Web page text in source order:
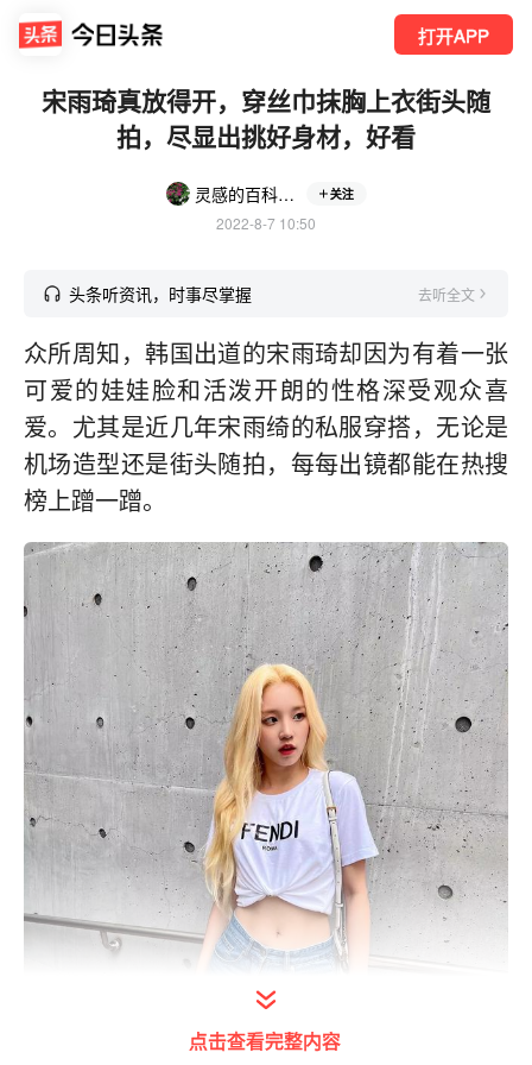
打开APP
宋雨琦真放得开，穿丝巾抹胸上衣街头随
拍，尽显出挑好身材，好看
灵感的百科生活 关注
2022-8-7 10:50
头条听资讯，时事尽掌握 去听全文
众所周知，韩国出道的宋雨琦却因为有着一张
可爱的娃娃脸和活泼开朗的性格深受观众喜
爱。尤其是近几年宋雨绮的私服穿搭，无论是
机场造型还是街头随拍，每每出镜都能在热搜
榜上蹭一蹭。
点击查看完整内容